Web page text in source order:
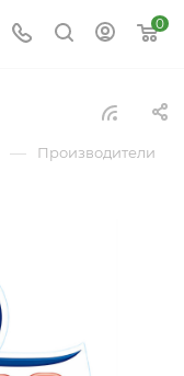
0
— Производители